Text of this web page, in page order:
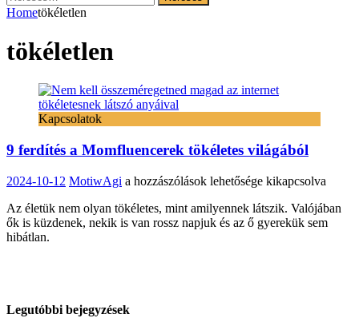
Hometökéletlen
tökéletlen
Kapcsolatok
9 ferdítés a Momfluencerek tökéletes világából
2024-10-12 MotiwAgi 9
a
Momfluencerek
a hozzászólások lehetősége kikapcsolva
Az életük nem olyan tökéletes, mint amilyennek látszik. Valójában
ők is küzdenek, nekik is van rossz napjuk és az ő gyerekük sem
hibátlan.
Legutóbbi bejegyzések